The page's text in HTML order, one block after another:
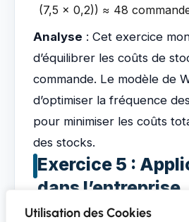
Utilisation des Cookies
(7,5 x 0,2)) ≈ 48
Analyse : Cet exercice
d’équilibrer les coûts de
commande. Le modèle de
d’optimiser la fréquence
pour minimiser les coûts
des stocks.
Exercice 5 :
dans l’entreprise
Technogear